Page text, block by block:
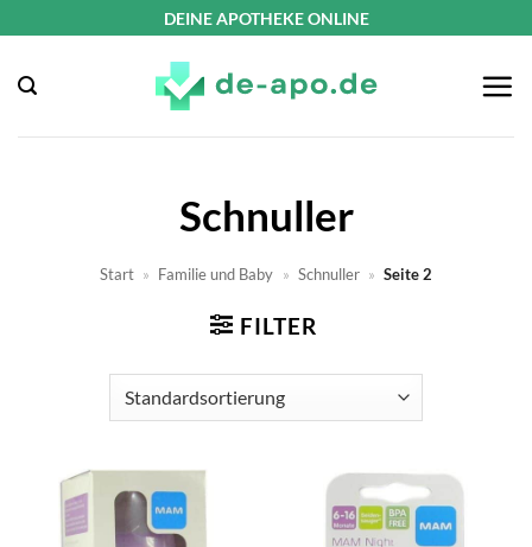
springen
DEINE APOTHEKE ONLINE
Schnuller
Start » Familie und Baby » Schnuller » Seite 2
FILTER